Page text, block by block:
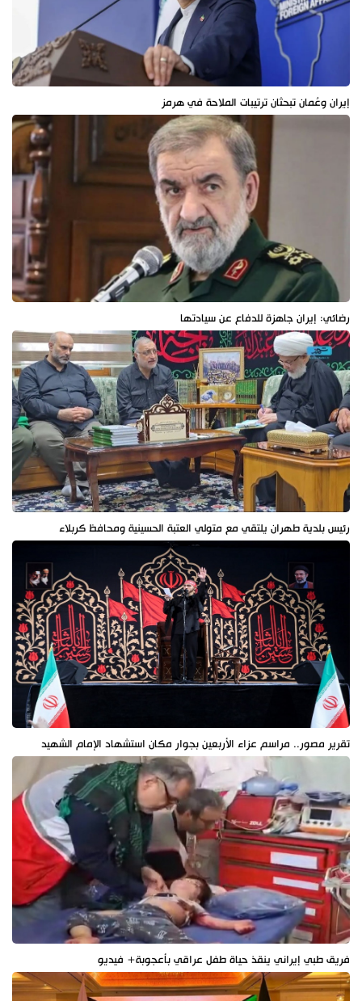
إيران وعُمان تبحثان ترتيبات الملاحة في هرمز
رضائي: إيران جاهزة للدفاع عن سيادتها
رئيس بلدية طهران يلتقي مع متولي العتبة الحسينية ومحافظ كربلاء
تقرير مصور.. مراسم عزاء الأربعين بجوار مكان استشهاد الإمام الشهيد
فريق طبي إيراني ينقذ حياة طفل عراقي بأعجوبة+ فيديو